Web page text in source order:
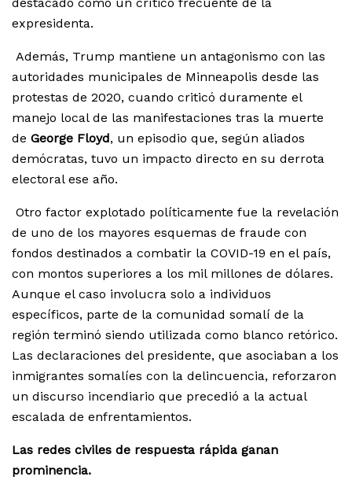
expresidenta.
Además, Trump mantiene un antagonismo con las
autoridades municipales de Minneapolis desde las
protestas de 2020, cuando criticó duramente el
manejo local de las manifestaciones tras la muerte
de George Floyd, un episodio que, según aliados
demócratas, tuvo un impacto directo en su derrota
electoral ese año.
Otro factor explotado políticamente fue la revelación
de uno de los mayores esquemas de fraude con
fondos destinados a combatir la COVID-19 en el país,
con montos superiores a los mil millones de dólares.
Aunque el caso involucra solo a individuos
específicos, parte de la comunidad somalí de la
región terminó siendo utilizada como blanco retórico.
Las declaraciones del presidente, que asociaban a los
inmigrantes somalíes con la delincuencia, reforzaron
un discurso incendiario que precedió a la actual
escalada de enfrentamientos.
Las redes civiles de respuesta rápida ganan
prominencia.